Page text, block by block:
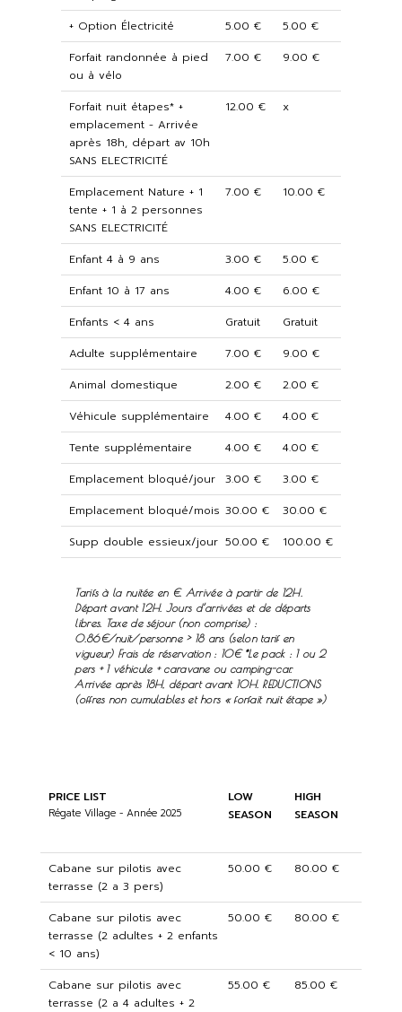
+ Option Électricité
5.00 €
5.00 €
Forfait randonnée à pied
ou à vélo
7.00 € 9.00 €
Forfait nuit étapes* +
emplacement - Arrivée
après 18h, départ av 10h
SANS ELECTRICITÉ
12.00 € x
Emplacement Nature + 1
tente + 1 à 2 personnes
SANS ELECTRICITÉ
7.00 € 10.00 €
Enfant 4 à 9 ans 3.00 €
5.00 €
Enfant 10 à 17 ans
4.00 €
6.00 €
Enfants < 4 ans
Gratuit
Gratuit
Adulte supplémentaire
7.00 €
9.00 €
Animal domestique
2.00 €
2.00 €
Véhicule supplémentaire
4.00 €
4.00 €
Tente supplémentaire
4.00 €
4.00 €
Emplacement bloqué/jour
3.00 €
3.00 €
Emplacement bloqué/mois 30.00 €
30.00 €
Supp double essieux/jour 50.00 € 100.00 €
Tarifs à la nuitée en €. Arrivée à partir de 12H.
Départ avant 12H. Jours d’arrivées et de départs
libres. Taxe de séjour (non comprise) :
0.86€/nuit/personne > 18 ans (selon tarif en
vigueur) Frais de réservation : 10€ *Le pack : 1 ou 2
pers + 1 véhicule + caravane ou camping-car.
Arrivée après 18H, départ avant 10H. REDUCTIONS
(offres non cumulables et hors « forfait nuit étape »)
PRICE LIST
Régate Village - Année 2025
LOW
SEASON
HIGH
SEASON
Cabane sur pilotis avec
terrasse (2 a 3 pers)
50.00 € 80.00 €
Cabane sur pilotis avec
terrasse (2 adultes + 2 enfants
< 10 ans)
50.00 € 80.00 €
Cabane sur pilotis avec
terrasse (2 a 4 adultes + 2
55.00 € 85.00 €